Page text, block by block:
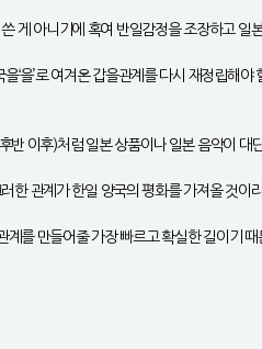
게 아니기에 혹여 반일감정을 조장하고 일
‘을’로 여겨온 갑을관계를 다시 재정립해야
이후)처럼 일본 상품이나 일본 음악이 대
한 관계가 한일 양국의 평화를 가져올 것이
를 만들어줄 가장 빠르고 확실한 길이기 때